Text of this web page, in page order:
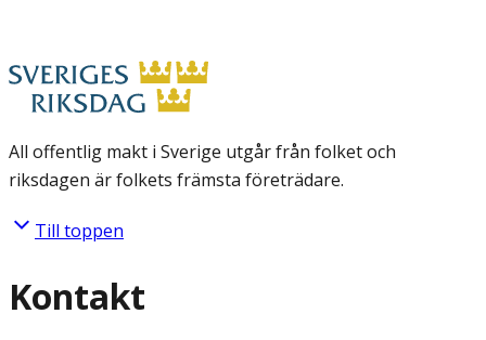
All offentlig makt i Sverige utgår från folket och
riksdagen är folkets främsta företrädare.
Till toppen
Kontakt